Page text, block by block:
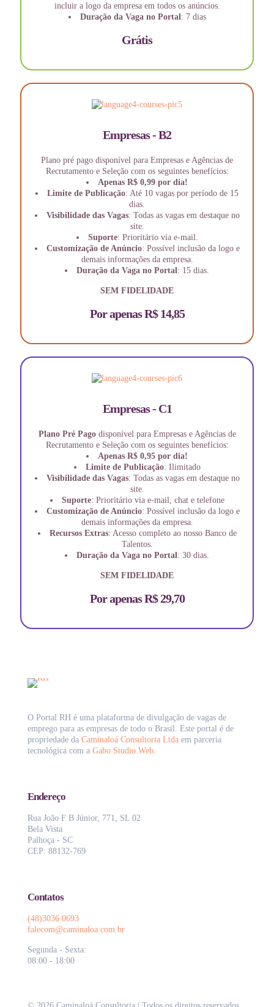
incluir a logo da empresa em todos os anúncios.
Duração da Vaga no Portal: 7 dias
Grátis
Empresas - B2
Plano pré pago disponível para Empresas e Agências de
Recrutamento e Seleção com os seguintes benefícios:
Apenas R$ 0,99 por dia!
Limite de Publicação: Até 10 vagas por período de 15
dias.
Visibilidade das Vagas: Todas as vagas em destaque no
site.
Suporte: Prioritário via e-mail.
Customização de Anúncio: Possível inclusão da logo e
demais informações da empresa.
Duração da Vaga no Portal: 15 dias.
SEM FIDELIDADE
Por apenas R$ 14,85
Empresas - C1
Plano Pré Pagodisponível para Empresas e Agências de
Recrutamento e Seleção com os seguintes benefícios:
Apenas R$ 0,95 por dia!
Limite de Publicação: Ilimitado
Visibilidade das Vagas: Todas as vagas em destaque no
site.
Suporte: Prioritário via e-mail, chat e telefone
Customização de Anúncio: Possível inclusão da logo e
demais informações da empresa.
Recursos Extras: Acesso completo ao nosso Banco de
Talentos.
Duração da Vaga no Portal: 30 dias.
SEM FIDELIDADE
Por apenas R$ 29,70
O Portal RH é uma plataforma de divulgação de vagas de
emprego para as empresas de todo o Brasil. Este portal é de
propriedade da Caminaloá Consultoria Ltda em parceria
tecnológica com a Gabo Studio Web.
Endereço
Rua João F B Júnior, 771, SL 02
Bela Vista
Palhoça - SC
CEP: 88132-769
Contatos
(48)3036 0693
falecom@caminaloa.com.br
Segunda - Sexta:
08:00 - 18:00